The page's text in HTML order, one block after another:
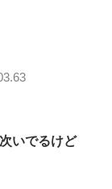
いでるけど